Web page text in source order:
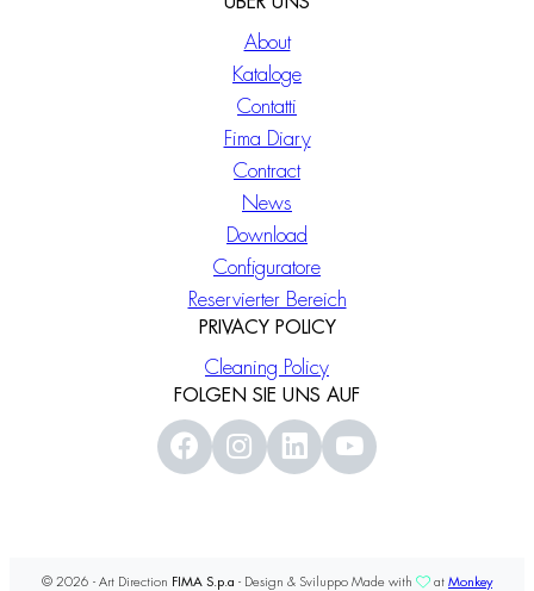
About
Kataloge
Contatti
Fima Diary
Contract
News
Download
Configuratore
Reservierter Bereich
PRIVACY POLICY
Cleaning Policy
FOLGEN SIE UNS AUF
© 2026 - Art Direction FIMA S.p.a - Design & Sviluppo Made with at Monkey